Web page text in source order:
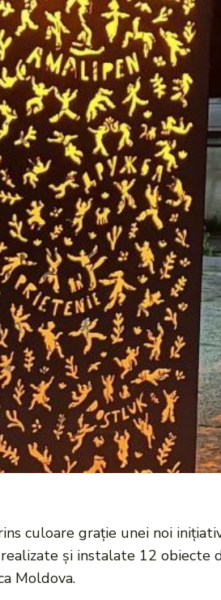
culoare grație unei noi
și instalate 12 obiecte
Moldova.